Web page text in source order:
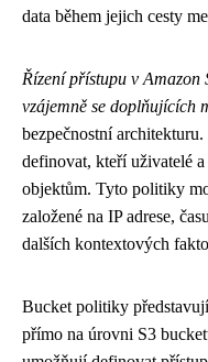
data během jejich cesty
Řízení přístupu v
vzájemně se doplňujících
bezpečnostní
definovat, kteří uživatelé
objektům. Tyto politiky
založené na IP adrese,
dalších kontextových
Bucket politiky
přímo na úrovni S3